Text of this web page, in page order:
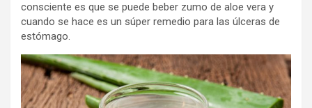
consciente es que se puede beber zumo de aloe vera y
cuando se hace es un súper remedio para las úlceras de
estómago.